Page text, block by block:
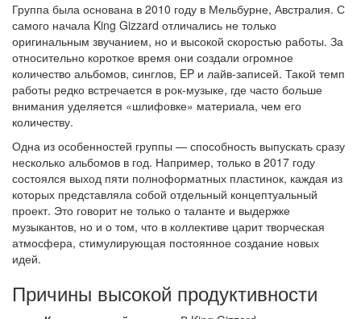
Группа была основана в 2010 году в Мельбурне, Австралия. С
самого начала King Gizzard отличались не только
оригинальным звучанием, но и высокой скоростью работы. За
относительно короткое время они создали огромное
количество альбомов, синглов, EP и лайв-записей. Такой темп
работы редко встречается в рок-музыке, где часто больше
внимания уделяется «шлифовке» материала, чем его
количеству.
Одна из особенностей группы — способность выпускать сразу
несколько альбомов в год. Например, только в 2017 году
состоялся выход пяти полноформатных пластинок, каждая из
которых представляла собой отдельный концептуальный
проект. Это говорит не только о таланте и выдержке
музыкантов, но и о том, что в коллективе царит творческая
атмосфера, стимулирующая постоянное создание новых
идей.
Причины высокой продуктивности